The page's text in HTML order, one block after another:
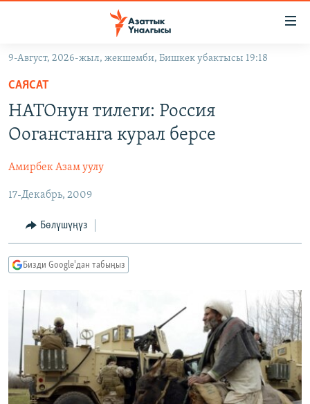
Навигацияга
өтүңүз
Издөөгө
салыңызКЫРГЫЗСТАН
ЭКОНОМИКА
МАДАНИЯТ
БОРБОР АЗИЯ
АТАЙЫН ИЛИКТӨӨ
ТВ ПРОГРАММАЛАР
БҮГҮН АЗАТТЫКТА
БИЗ ЖАНА ДҮЙНӨ
ДАНИСТЕ
ЭЖЕ-СИҢДИЛЕР
АЗАТТЫК+
ЫҢГАЙСЫЗ СУРООЛОР
ПОДКАСТ
ӨЗГӨЧӨ ПИКИР
ОНЛАЙН ШЕРИНЕ
9-Август, 2026-жыл, жекшемби, Бишкек убактысы 19:18
САЯСАТ
НАТОнун тилеги: Россия
Ооганстанга курал берсе
Амирбек Азам уулу
17-Декабрь, 2009
Бөлүшүңүз
Бизди Google'дан табыңыз